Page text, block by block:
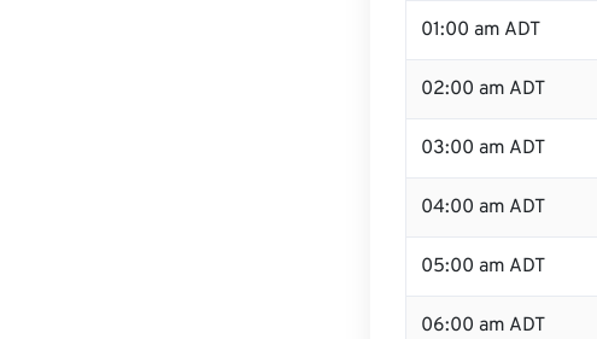
01:00 am ADT
02:00 am ADT
03:00 am ADT
04:00 am ADT
05:00 am ADT
06:00 am ADT